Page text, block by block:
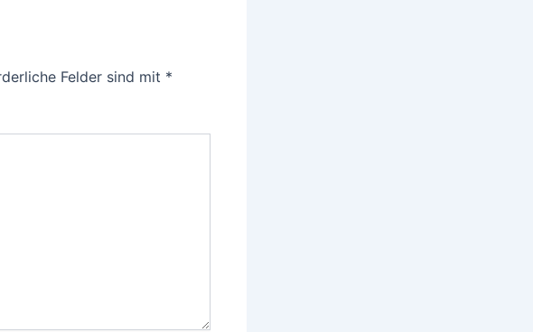
Felder sind mit *